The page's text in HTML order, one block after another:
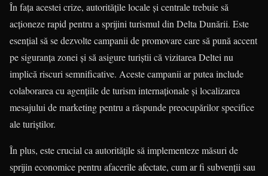
În fața acestei crize, autoritățile locale și centrale trebuie să
acționeze rapid pentru a sprijini turismul din Delta Dunării. Este
esențial să se dezvolte campanii de promovare care să pună accent
pe siguranța zonei și să asigure turiștii că vizitarea Deltei nu
implică riscuri semnificative. Aceste campanii ar putea include
colaborarea cu agențiile de turism internaționale și localizarea
mesajului de marketing pentru a răspunde preocupărilor specifice
ale turiștilor.
În plus, este crucial ca autoritățile să implementeze măsuri de
sprijin economice pentru afacerile afectate, cum ar fi subvenții sau